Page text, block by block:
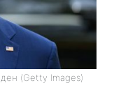
(Getty Images)